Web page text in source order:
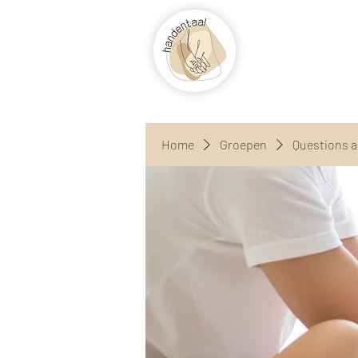
Home Groepen Questions